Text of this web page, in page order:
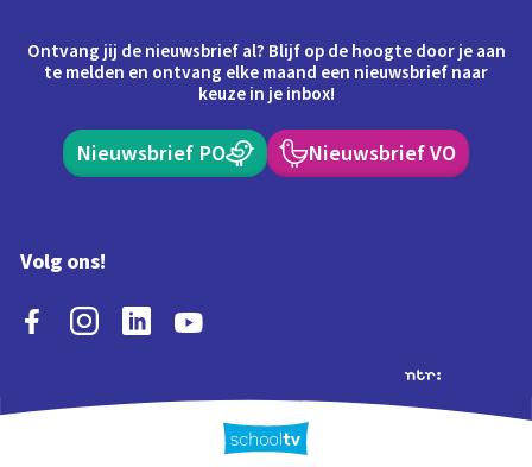
Ontvang jij de nieuwsbrief al? Blijf op de hoogte door je aan
te melden en ontvang elke maand een nieuwsbrief naar
keuze in je inbox!
Nieuwsbrief PO Nieuwsbrief VO
Volg ons!